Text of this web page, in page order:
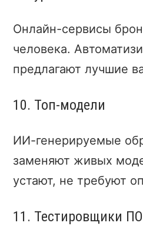
Онлайн-сервисы
человека.
предлагают лучшие
10. Топ-модели
ИИ-генерируемые
заменяют живых
устают, не требуют
11. Тестировщики ПО